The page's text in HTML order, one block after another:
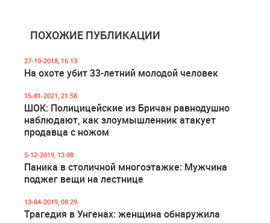
ПОХОЖИЕ ПУБЛИКАЦИИ
27-10-2018, 16:13
На охоте убит 33-летний молодой человек
15-01-2021, 21:58
ШОК: Полицицейские из Бричан равнодушно
наблюдают, как злоумышленник атакует
продавца с ножом
5-12-2019, 13:08
Паника в столичной многоэтажке: Мужчина
поджег вещи на лестнице
13-04-2019, 08:29
Трагедия в Унгенах: женщина обнаружила